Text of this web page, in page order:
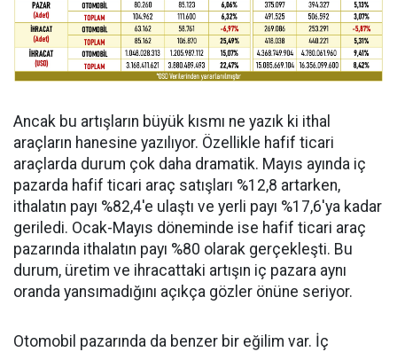
Ancak bu artışların büyük kısmı ne yazık ki ithal
araçların hanesine yazılıyor. Özellikle hafif ticari
araçlarda durum çok daha dramatik. Mayıs ayında iç
pazarda hafif ticari araç satışları %12,8 artarken,
ithalatın payı %82,4'e ulaştı ve yerli payı %17,6'ya kadar
geriledi. Ocak-Mayıs döneminde ise hafif ticari araç
pazarında ithalatın payı %80 olarak gerçekleşti. Bu
durum, üretim ve ihracattaki artışın iç pazara aynı
oranda yansımadığını açıkça gözler önüne seriyor.
Otomobil pazarında da benzer bir eğilim var. İç